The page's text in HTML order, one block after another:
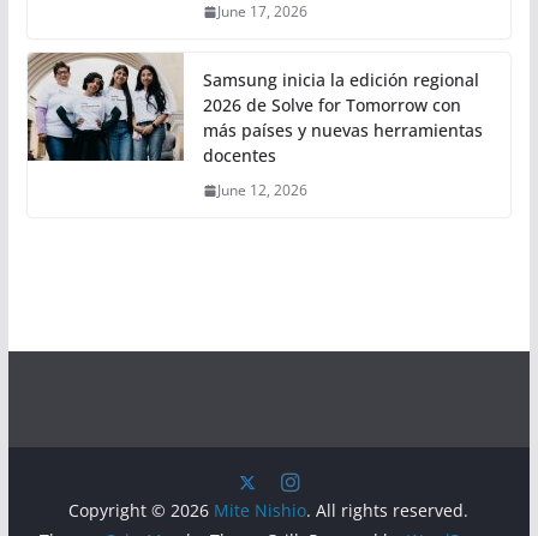
June 17, 2026
Samsung inicia la edición regional
2026 de Solve for Tomorrow con
más países y nuevas herramientas
docentes
June 12, 2026
Copyright © 2026 Mite Nishio. All rights reserved.